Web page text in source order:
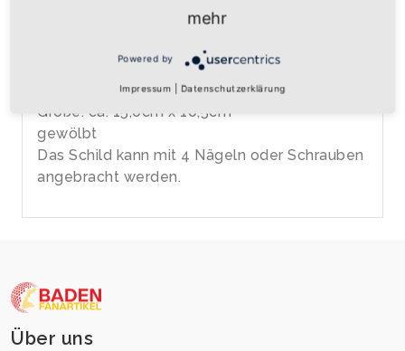
Blechschild mit Wappen Baden, Greifen und
mit hochwertigem Siebdruck
Größe: ca. 15,0cm x 10,5cm
gewölbt
Das Schild kann mit 4 Nägeln oder Schrauben
angebracht werden.
Über uns
mehr
Powered by
Impressum Datenschutzerklärung